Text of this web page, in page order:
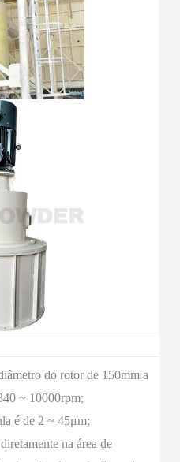
do rotor de 150mm a
~ 10000rpm;
é de 2 ~ 45μm;
na área de